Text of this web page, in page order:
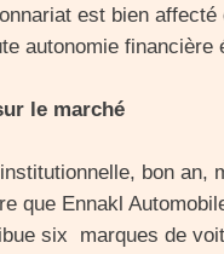
est bien
autonomie financière
le marché
bon an,
que Ennakl
six marques de